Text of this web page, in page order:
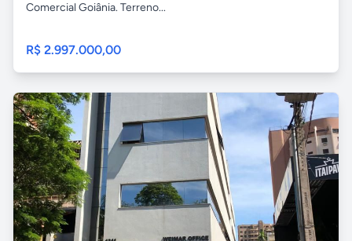
Comercial Goiânia. Terreno...
R$ 2.997.000,00